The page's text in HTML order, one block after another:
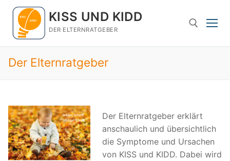
Zum
Inhalt
springen
KISS UND KIDD
DER ELTERNRATGEBER
Suchen nach:
Der Elternratgeber
Der Elternratgeber erklärt
anschaulich und übersichtlich
die Symptome und Ursachen
von KISS und KIDD. Dabei wird